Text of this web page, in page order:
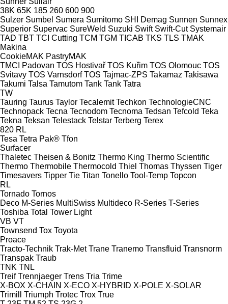
38K 65K 185 260 600 900
Sulzer Sumbel Sumera Sumitomo SHI Demag Sunnen Sunnex
Superior Supervac SureWeld Suzuki Swift Swift-Cut Systemair
TAD TBT TCI Cutting TCM TGM TICAB TKS TLS TMAK
Makina
CookieMAK PastryMAK
TMCI Padovan TOS Hostivař TOS Kuřim TOS Olomouc TOS
Svitavy TOS Varnsdorf TOS Tajmac-ZPS Takamaz Takisawa
Takumi Talsa Tamutom Tank Tank Tatra
TW
Tauring Taurus Taylor Tecalemit Techkon TechnologieCNC
Technopack Tecna Tecnodom Tecnoma Tedsan Tefcold Teka
Tekna Teksan Telestack Telstar Terberg Terex
820 RL
Tesa Tetra Pak® Tfon
Surfacer
Thaletec Theisen & Bonitz Thermo King Thermo Scientific
Thermo Thermobile Thermocold Thiel Thomas Thyssen Tiger
Timesavers Tipper Tie Titan Tonello Tool-Temp Topcon
RL
Tornado Tornos
Deco M-Series MultiSwiss Multideco R-Series T-Series
Toshiba Total Tower Light
VB VT
Townsend Tox Toyota
Proace
Tracto-Technik Trak-Met Trane Tranemo Transfluid Transnorm
Transpak Traub
TNK TNL
Treif Trennjaeger Trens Tria Trime
X-BOX X-CHAIN X-ECO X-HYBRID X-POLE X-SOLAR
Trimill
Triumph Trotec Trox True